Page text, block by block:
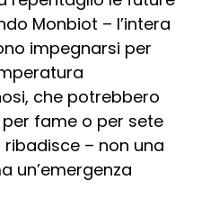
Monbiot – l’intera
impegnarsi per
che potrebbero
fame o per sete
ribadisce – non una
un’emergenza